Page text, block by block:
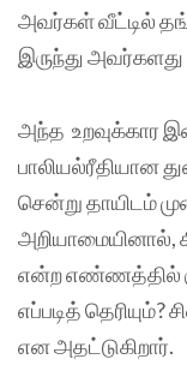
அவர்கள் வீட்டில்
இருந்து
அந்த உறவுக்கார
பாலியல்ரீதியான
சென்று தாயிடம்
அறியாமையினால்,
என்ற எண்ணத்தில்
எப்படித் தெரியும்?
என அதட்டுகிறார்.